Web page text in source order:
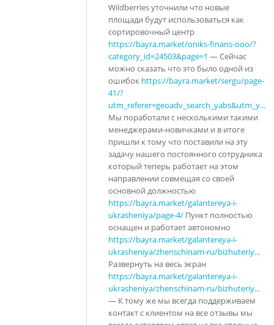
Wildberries уточнили что новые
площади будут использоваться как
сортировочный центр
https://bayra.market/oniks-finans-ooo/?
category_id=24503&page=1 — Сейчас
можно сказать что это было одной из
ошибок https://bayra.market/sergu/page-
41/?
utm_referer=geoadv_search_yabs&utm_y...
Мы поработали с несколькими такими
менеджерами-новичками и в итоге
пришли к тому что поставили на эту
задачу нашего постоянного сотрудника
который теперь работает на этом
направлении совмещая со своей
основной должностью
https://bayra.market/galantereya-i-
ukrasheniya/page-4/ Пункт полностью
оснащен и работает автономно
https://bayra.market/galantereya-i-
ukrasheniya/zhenschinam-ru/bizhuteriy...
Развернуть на весь экран
https://bayra.market/galantereya-i-
ukrasheniya/zhenschinam-ru/bizhuteriy...
— К тому же мы всегда поддерживаем
контакт с клиентом на все отзывы мы